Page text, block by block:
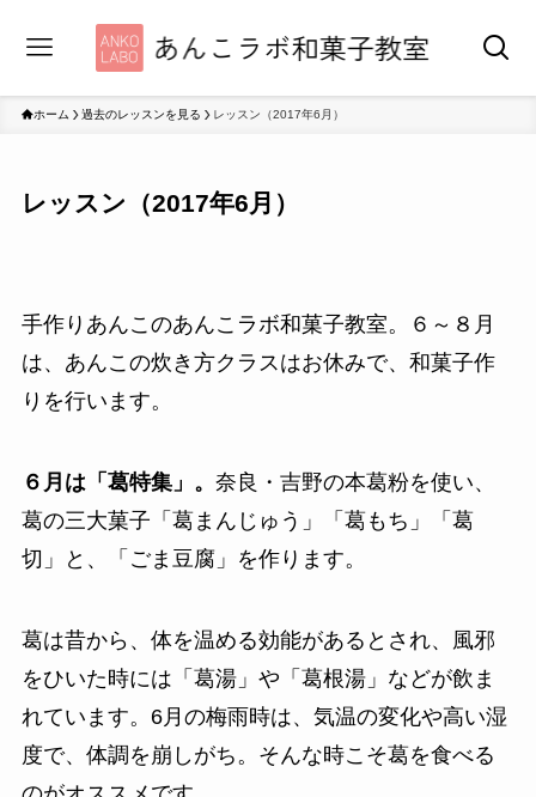
ホーム 過去のレッスンを見る レッスン（2017年6月）
レッスン（2017年6月）
手作りあんこのあんこラボ和菓子教室。６～８月
は、あんこの炊き方クラスはお休みで、和菓子作
りを行います。
６月は「葛特集」。 奈良・吉野の本葛粉を使い、
葛の三大菓子「葛まんじゅう」「葛もち」「葛
切」と、「ごま豆腐」を作ります。
葛は昔から、体を温める効能があるとされ、風邪
をひいた時には「葛湯」や「葛根湯」などが飲ま
れています。6月の梅雨時は、気温の変化や高い湿
度で、体調を崩しがち。そんな時こそ葛を食べる